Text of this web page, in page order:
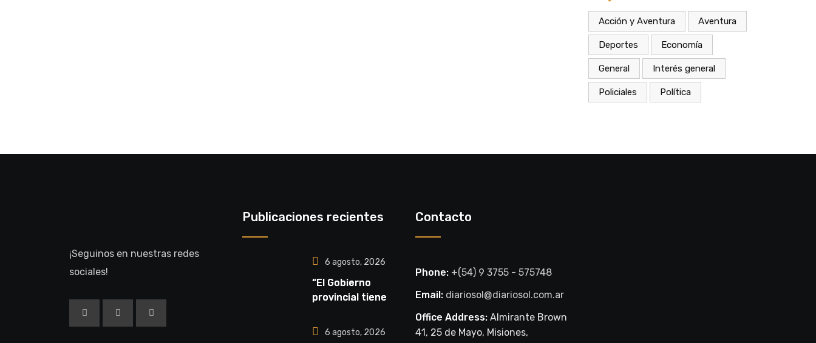
Acción y Aventura Aventura
Deportes Economía
General Interés general
Policiales Política
¡Seguinos en nuestras redes
sociales!
Publicaciones recientes
6 agosto, 2026
“El Gobierno
provincial tiene a
política
6 agosto, 2026
Contacto
Phone: +(54) 9 3755 - 575748
Email: diariosol@diariosol.com.ar
Office Address: Almirante Brown
41, 25 de Mayo, Misiones,